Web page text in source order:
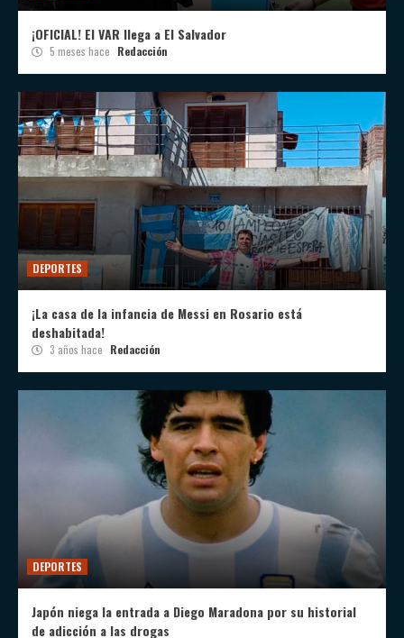
¡OFICIAL! El VAR llega a El Salvador
5 meses hace Redacción
DEPORTES
¡La casa de la infancia de Messi en Rosario está
deshabitada!
3 años hace Redacción
DEPORTES
Japón niega la entrada a Diego Maradona por su historial
de adicción a las drogas